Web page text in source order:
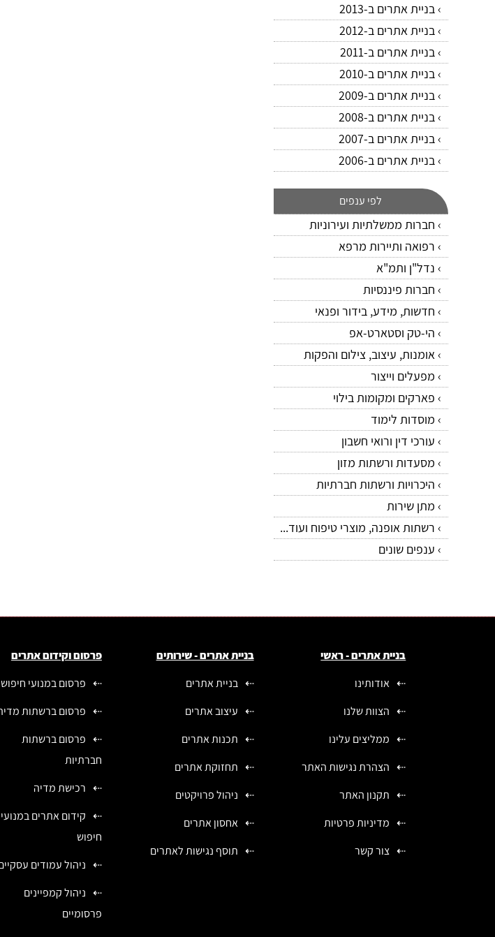
בניית אתרים ב-2013
בניית אתרים ב-2012
בניית אתרים ב-2011
בניית אתרים ב-2010
בניית אתרים ב-2009
בניית אתרים ב-2008
בניית אתרים ב-2007
בניית אתרים ב-2006
לפי ענפים
חברות ממשלתיות ועירוניות
רפואה ותיירות מרפא
נדל"ן ותמ"א
חברות פיננסיות
חדשות, מידע, בידור ופנאי
הי-טק וסטארט-אפ
אומנות, עיצוב, צילום והפקות
מפעלים וייצור
פארקים ומקומות בילוי
מוסדות לימוד
עורכי דין ורואי חשבון
מסעדות ורשתות מזון
היכרויות ורשתות חברתיות
מתן שירות
רשתות אופנה, מוצרי טיפוח ועוד...
ענפים שונים
בניית אתרים - ראשי
אודותינו
הצוות שלנו
ממליצים עלינו
הצהרת נגישות האתר
תקנון האתר
מדיניות פרטיות
צור קשר
בניית אתרים - שירותים
בניית אתרים
עיצוב אתרים
תכנות אתרים
תחזוקת אתרים
ניהול פרויקטים
אחסון אתרים
תוסף נגישות לאתרים
פרסום וקידום אתרים
פרסום במנועי חיפוש
פרסום ברשתות
פרסום ברשתות
חברתיות
רכישת מדיה
קידום אתרים במנועי
חיפוש
ניהול עמודים
ניהול קמפיינים
פרסומיים